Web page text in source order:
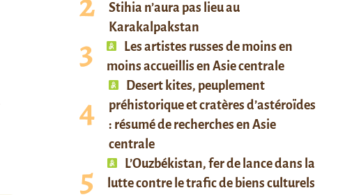
Stihia n’aura pas lieu au
Karakalpakstan
Les artistes russes de moins en
moins accueillis en Asie centrale
Desert kites, peuplement
préhistorique et cratères d’astéroïdes
: résumé de recherches en Asie
centrale
L’Ouzbékistan, fer de lance dans la
lutte contre le trafic de biens culturels